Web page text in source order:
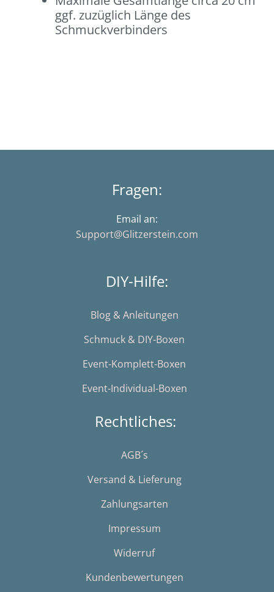
ggf. zuzüglich Länge des
Schmuckverbinders
Fragen:
Email an:
Support@Glitzerstein.com
DIY-Hilfe:
Blog & Anleitungen
Schmuck & DIY-Boxen
Event-Komplett-Boxen
Event-Individual-Boxen
Rechtliches:
AGB´s
Versand & Lieferung
Zahlungsarten
Impressum
Widerruf
Kundenbewertungen